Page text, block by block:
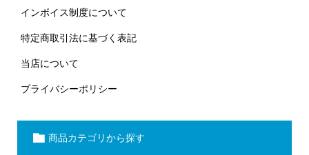
インボイス制度について
特定商取引法に基づく表記
当店について
プライバシーポリシー
商品カテゴリから探す